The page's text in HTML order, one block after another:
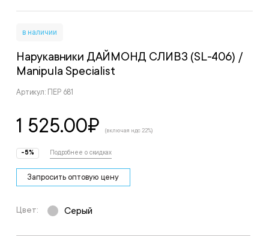
в наличии
Нарукавники ДАЙМОНД СЛИВЗ (SL-406) /
Manipula Specialist
Артикул: ПЕР 681
1 525.00₽ (включая ндс 22%)
-5% Подробнее о скидках
Запросить оптовую цену
Цвет: Серый